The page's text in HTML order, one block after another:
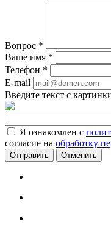
Вопрос *
Ваше имя *
Телефон *
E-mail
Введите текст с
Я ознакомлен с
согласие на обработку
Отменить